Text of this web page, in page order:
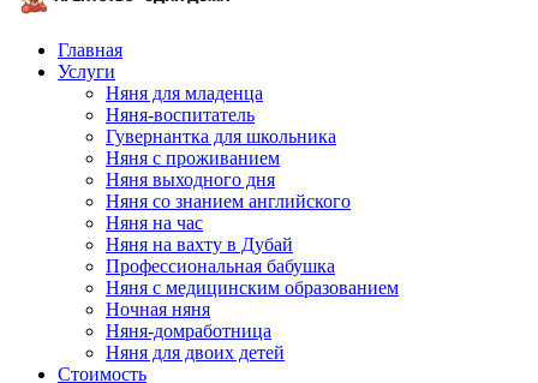
Главная
Услуги
Няня для младенца
Няня-воспитатель
Гувернантка для школьника
Няня с проживанием
Няня выходного дня
Няня со знанием английского
Няня на час
Няня на вахту в Дубай
Профессиональная бабушка
Няня с медицинским образованием
Ночная няня
Няня-домработница
Няня для двоих детей
Стоимость